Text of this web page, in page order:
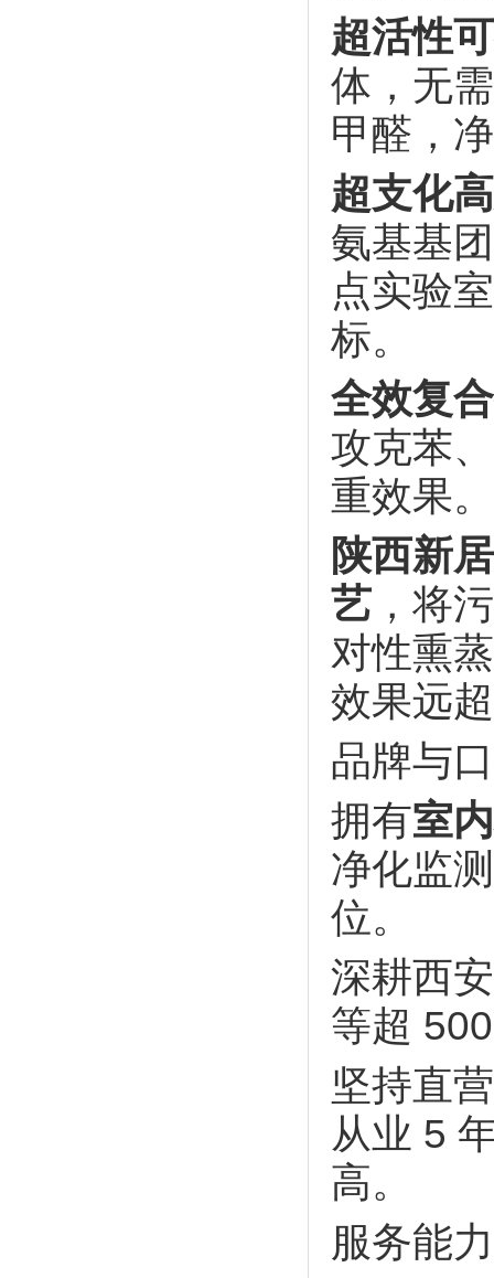
超活性
体，无
甲醛，
超支化
氨基基
点实验室
标。
全效复
攻克苯
重效果。
陕西新
艺 ，将
对性熏
效果远
品牌与
拥有室
净化监
位。
深耕西
等超
坚持直
从业 5
高。
服务